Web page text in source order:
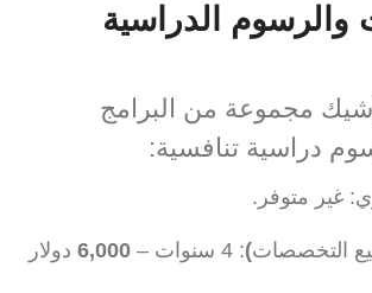
والرسوم الدراسية
مجموعة من البرامج
دراسية تنافسية:
غير متوفر.
التخصصات): 4 سنوات – 6,000 دولار